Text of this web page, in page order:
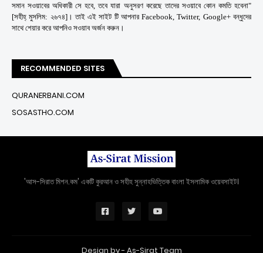
সমান সওয়াবের অধিকারী সে হবে, তবে যারা অনুসরণ করেছে তাদের সওয়াবে কোন কমতি হবেনা"
[সহীহ্ মুসলিম: ২৬৭৪]। তাই এই সাইট টি আপনার Facebook, Twitter, Google+ বন্ধুদের
সাথে শেয়ার করে আপনিও সওয়াব অর্জন করুন।
RECOMMENDED SITES
QURANERBANI.COM
SOSASTHO.COM
'আস-সিরাত মিশন.কম' একটি কুরআন ও সহীহ সুন্নাহভিত্তিক বাংলা ইসলামিক ওয়েবসাইট।
Design by - As-Sirat Team